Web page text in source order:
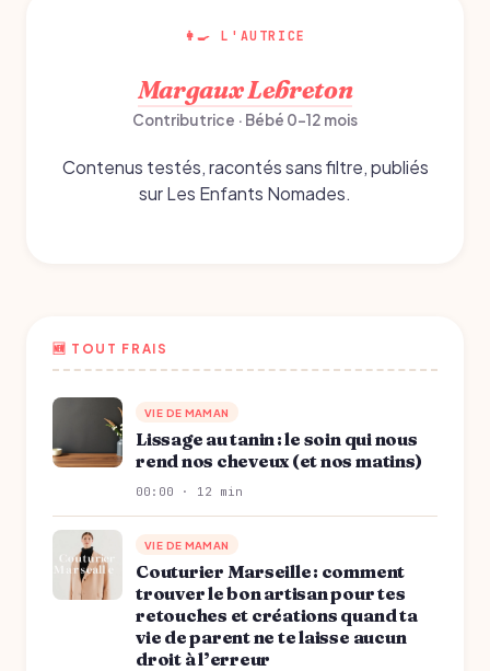
👩‍🍳 L'AUTRICE
Margaux Lebreton
Contributrice · Bébé 0-12 mois
Contenus testés, racontés sans filtre, publiés
sur Les Enfants Nomades.
🆕 TOUT FRAIS
VIE DE MAMAN
Lissage au tanin : le soin qui nous
rend nos cheveux (et nos matins)
00:00 · 12 min
VIE DE MAMAN
Couturier Marseille : comment
trouver le bon artisan pour tes
retouches et créations quand ta
vie de parent ne te laisse aucun
droit à l’erreur